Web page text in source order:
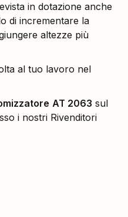
in dotazione anche
di incrementare la
altezze più
al tuo lavoro nel
AT 2063 sul
i nostri Rivenditori